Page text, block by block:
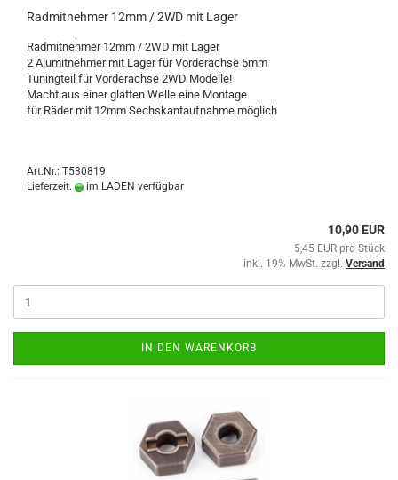
Radmitnehmer 12mm / 2WD mit Lager
Radmitnehmer 12mm / 2WD mit Lager
2 Alumitnehmer mit Lager für Vorderachse 5mm
Tuningteil für Vorderachse 2WD Modelle!
Macht aus einer glatten Welle eine Montage
für Räder mit 12mm Sechskantaufnahme möglich
Art.Nr.: T530819
Lieferzeit:
im LADEN verfügbar
10,90 EUR
5,45 EUR pro Stück
inkl. 19% MwSt. zzgl. Versand
IN DEN WARENKORB